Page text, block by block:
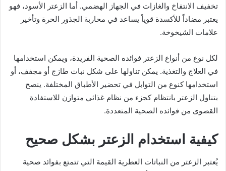
تخفيف الانتفاخ والغازات في الجهاز الهضمي. أما الزعتر الأسود، فهو
يعتبر مضاداً للأكسدة قوياً يساعد في محاربة الجذور الحرة وتأخير
علامات الشيخوخة.
لكل نوع من أنواع الزعتر فوائده الصحية الفريدة، ويمكن استخدامها
في العلاج والتغذية. يمكن تناولها على شكل نبات طازج أو مجفف، أو
استخدامها كنوع من التوابل في تحضير الأطباق المختلفة. ينصح
بتناول الزعتر بانتظام كجزء من نظام غذائي متوازن للاستفادة
القصوى من فوائده الصحية المتعددة.
كيفية استخدام الزعتر بشكل صحيح
يُعتبر الزعتر من النباتات العطرية القيمة التي تتمتع بفوائد صحية